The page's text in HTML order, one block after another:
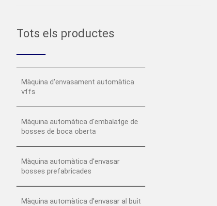
Tots els productes
Màquina d'envasament automàtica
vffs
Màquina automàtica d'embalatge de
bosses de boca oberta
Màquina automàtica d'envasar
bosses prefabricades
Màquina automàtica d'envasar al buit